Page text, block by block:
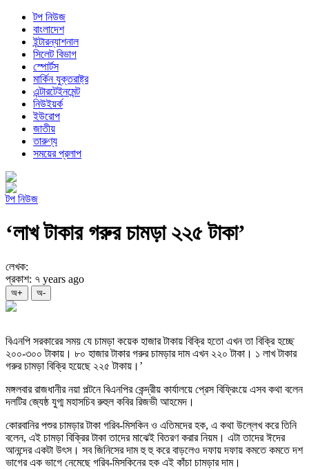
টপ নিউজ
বাংলাদেশ
ইন্টারন্যাশনাল
সিলেট বিভাগ
স্পোর্টস
মার্কিন যুক্তরাষ্ট্র
এন্টারটেইনমেন্ট
নিউইয়র্ক
ইউরোপ
জাতীয়
তারুণ্য
সময়ের প্রলাপ
টপ নিউজ
‘লাখ টাকার গরুর চামড়া ২২৫ টাকা’
লেখক:
প্রকাশ: ৭ years ago
অ+ অ-
বিএনপি সরকারের সময় যে চামড়া কয়েক হাজার টাকায় বিক্রি হতো এখন তা বিক্রি হচ্ছে
২০০-৩০০ টাকায়। ৮০ হাজার টাকার গরুর চামড়ার দাম এখন ২২০ টাকা। ১ লাখ টাকার
গরুর চামড়া বিক্রি হয়েছে ২২৫ টাকায়।’
মঙ্গলবার রাজধানীর নয়া পল্টনে বিএনপির কেন্দ্রীয় কার্যালয়ে প্রেস বিফ্রিংয়ে এসব কথা বলেন
দলটির জ্যেষ্ঠ যুগ্ম মহাসচিব রুহুল কবির রিজভী আহমেদ।
কোরবানির পশুর চামড়ার টাকা গরিব-মিসকিন ও এতিমদের হক, এ কথা উল্লেখ করে তিনি
বলেন, এই চামড়া বিক্রির টাকা তাদের মাঝেই বিতরণ করার নিয়ম। এটা তাদের ঈদের
আনন্দের একটা উৎস। সব জিনিসের দাম হু হু করে বাড়লেও দফায় দফায় কমতে কমতে দশ
ভাগের এক ভাগে নেমেছে গরিব-মিসকিনের হক এই কাঁচা চামড়ার দাম।